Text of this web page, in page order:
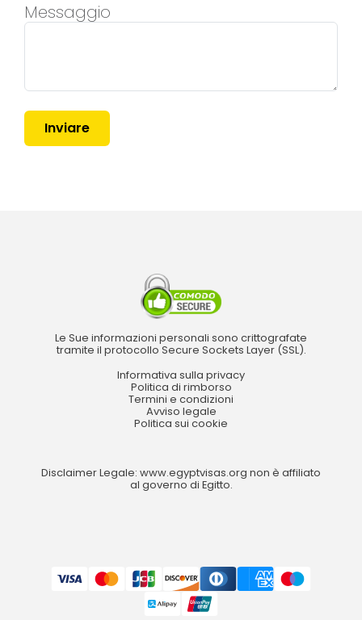
Messaggio
Inviare
Le Sue informazioni personali sono crittografate
tramite il protocollo Secure Sockets Layer (SSL).
Informativa sulla privacy
Politica di rimborso
Termini e condizioni
Avviso legale
Politica sui cookie
Disclaimer Legale: www.egyptvisas.org non è affiliato
al governo di Egitto.